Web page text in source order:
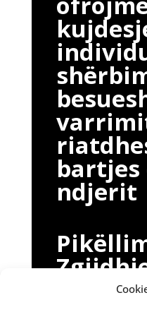
bartjes
ndjerit
raste